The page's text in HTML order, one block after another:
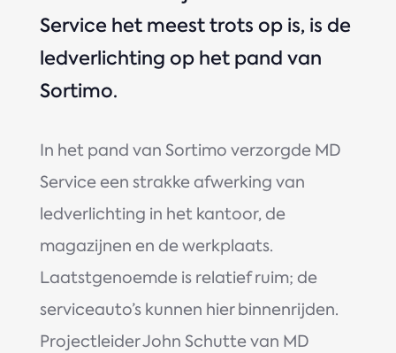
Service het meest trots op is, is de
ledverlichting op het pand van
Sortimo.
In het pand van Sortimo verzorgde MD
Service een strakke afwerking van
ledverlichting in het kantoor, de
magazijnen en de werkplaats.
Laatstgenoemde is relatief ruim; de
serviceauto’s kunnen hier binnenrijden.
Projectleider John Schutte van MD